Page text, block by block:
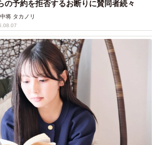
の予約を拒否するお断りに賛同者続々
中将 タカノリ